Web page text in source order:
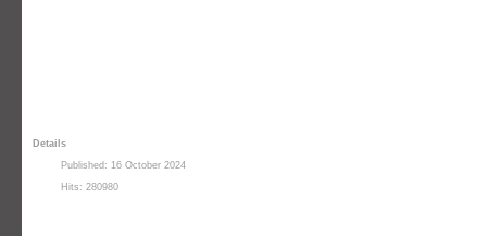
Details
Published: 16 October 2024
Hits: 280980